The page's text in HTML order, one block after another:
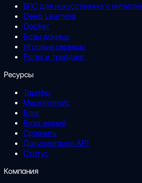
ВПС для искусственного
Deep Learning
Docker
Базы данных
Игровые серверы
Forex и трейдинг
Ресурсы
Тарифы
Маркетплейс
Блог
База знаний
Сравнить
Документация API
Статус
Компания